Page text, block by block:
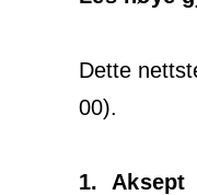
Dette
00).
1. Aksept